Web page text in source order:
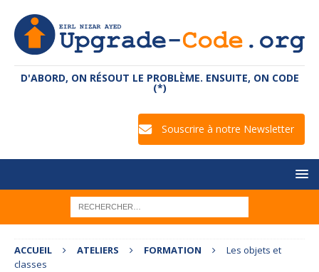
D'ABORD, ON RÉSOUT LE PROBLÈME. ENSUITE, ON CODE
(*)
Souscrire à notre Newsletter
ACCUEIL ATELIERS FORMATION
Les objets et
classes